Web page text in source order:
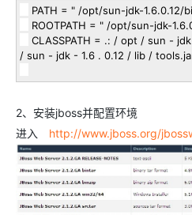
PATH = " /opt/sun-jdk-1.6.0.12/
ROOTPATH = " /opt/sun-jdk-
CLASSPATH = .: / opt / sun - jdk
/ sun - jdk - 1.6 . 0.12 / lib /
2、安装jboss并配置环境
进入 http://www.jboss.org/